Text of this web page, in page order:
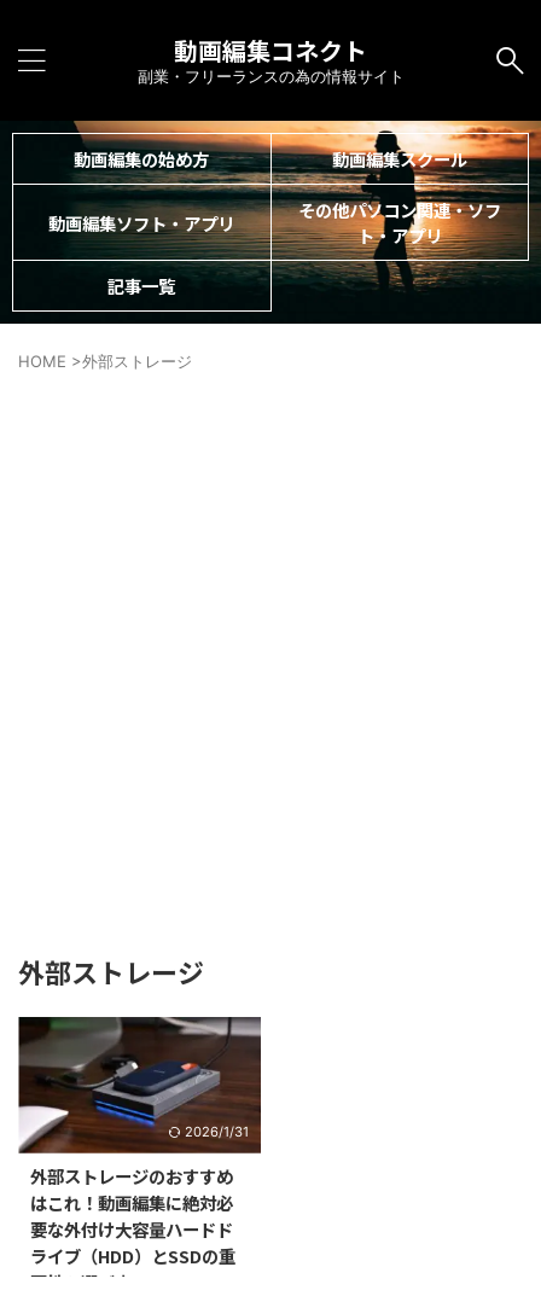
動画編集コネクト
副業・フリーランスの為の情報サイト
動画編集の始め方 動画編集スクール
動画編集ソフト・アプリ
その他パソコン関連・ソフ
ト・アプリ
記事一覧
HOME >外部ストレージ
外部ストレージ
2026/1/31
外部ストレージのおすすめ
はこれ！動画編集に絶対必
要な外付け大容量ハードド
ライブ（HDD）とSSDの重
要性と選び方！！